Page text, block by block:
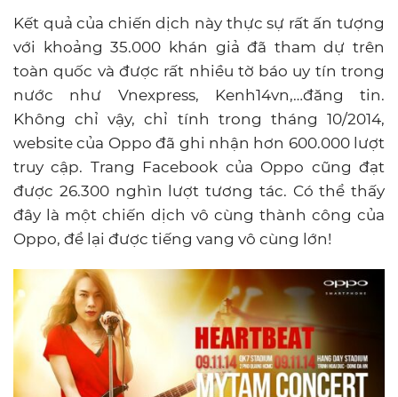
Kết quả của chiến dịch này thực sự rất ấn tượng
với khoảng 35.000 khán giả đã tham dự trên
toàn quốc và được rất nhiều tờ báo uy tín trong
nước như Vnexpress, Kenh14vn,…đăng tin.
Không chỉ vậy, chỉ tính trong tháng 10/2014,
website của Oppo đã ghi nhận hơn 600.000 lượt
truy cập. Trang Facebook của Oppo cũng đạt
được 26.300 nghìn lượt tương tác. Có thể thấy
đây là một chiến dịch vô cùng thành công của
Oppo, để lại được tiếng vang vô cùng lớn!